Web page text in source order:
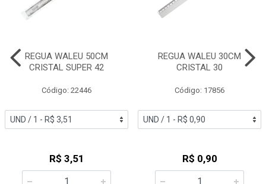
REGUA WALEU 50CM
CRISTAL SUPER 42
Código: 22446
R$ 3,51
REGUA WALEU 30CM
CRISTAL 30
Código: 17856
R$ 0,90